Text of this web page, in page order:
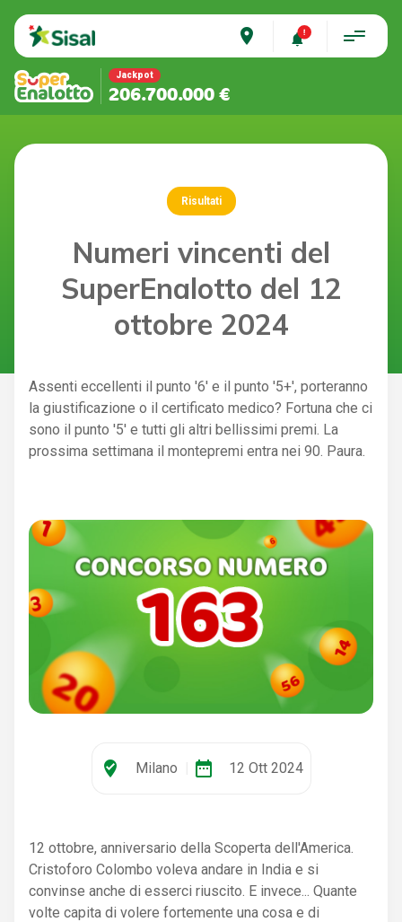
place
Jackpot
206.700.000 €
Risultati
Numeri vincenti del
SuperEnalotto del 12
ottobre 2024
Assenti eccellenti il punto '6' e il punto '5+', porteranno
la giustificazione o il certificato medico? Fortuna che ci
sono il punto '5' e tutti gli altri bellissimi premi. La
prossima settimana il montepremi entra nei 90. Paura.
where_to_vote Milano date_range 12 Ott 2024
12 ottobre, anniversario della Scoperta dell'America.
Cristoforo Colombo voleva andare in India e si
convinse anche di esserci riuscito. E invece... Quante
volte capita di volere fortemente una cosa e di